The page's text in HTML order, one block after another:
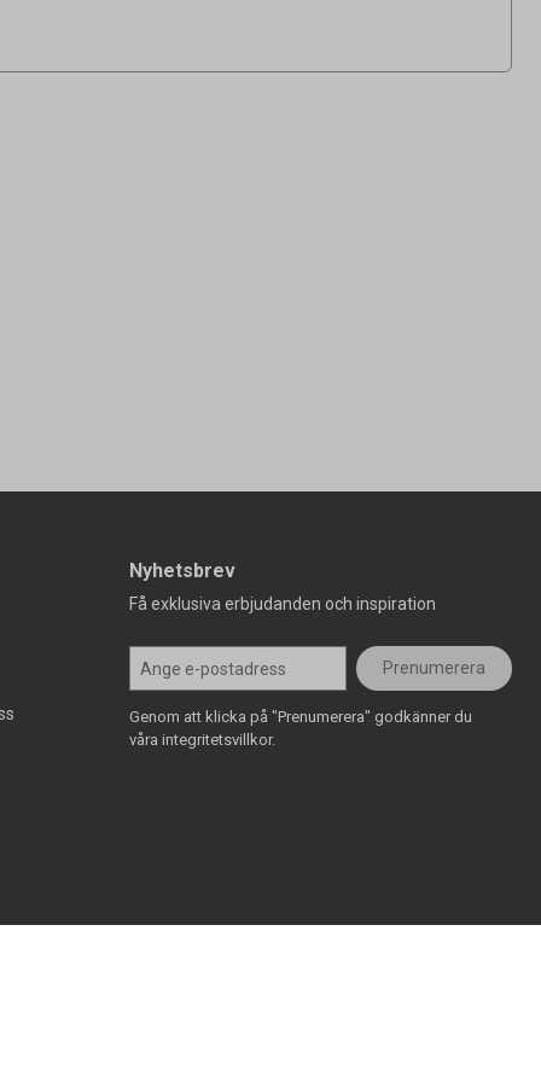
Nyhetsbrev
Få exklusiva erbjudanden och inspiration
Prenumerera
Genom att klicka på "Prenumerera" godkänner du
våra integritetsvillkor.